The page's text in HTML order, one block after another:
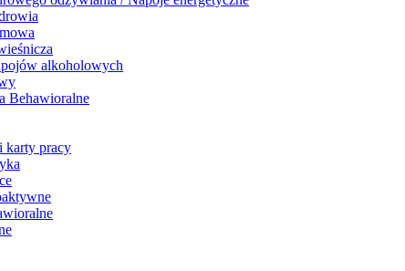
alkoholowych
Behawioralne
karty pracy